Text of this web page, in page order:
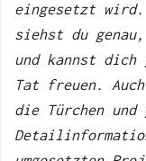
eingesetzt wird.
siehst du
und kannst dich
Tat freuen.
die Türchen